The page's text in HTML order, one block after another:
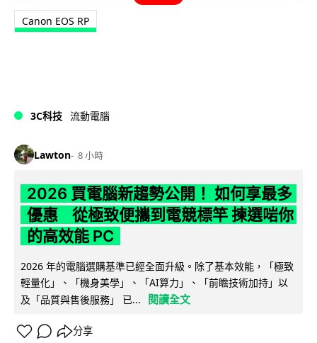
Canon EOS RP
3C科技 流動電腦
Lawton 8 小時
2026 買電腦新趨勢公開！ 如何享最多
優惠 從極致便攜到電競標竿 揀選啱你
的高效能 PC
2026 年的電腦選購基準已經全面升級。除了基本效能，「極致
輕量化」、「機身美學」、「AI算力」、「前瞻技術加持」以
及「品質與售後服務」 已...
閱讀全文
分享